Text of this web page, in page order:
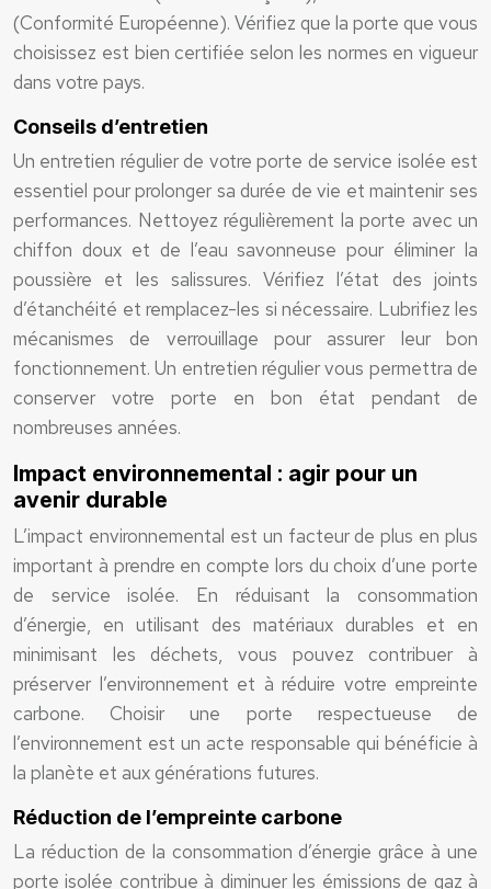
(Conformité Européenne). Vérifiez que la porte que vous
choisissez est bien certifiée selon les normes en vigueur
dans votre pays.
Conseils d’entretien
Un entretien régulier de votre porte de service isolée est
essentiel pour prolonger sa durée de vie et maintenir ses
performances. Nettoyez régulièrement la porte avec un
chiffon doux et de l’eau savonneuse pour éliminer la
poussière et les salissures. Vérifiez l’état des joints
d’étanchéité et remplacez-les si nécessaire. Lubrifiez les
mécanismes de verrouillage pour assurer leur bon
fonctionnement. Un entretien régulier vous permettra de
conserver votre porte en bon état pendant de
nombreuses années.
Impact environnemental : agir pour un
avenir durable
L’impact environnemental est un facteur de plus en plus
important à prendre en compte lors du choix d’une porte
de service isolée. En réduisant la consommation
d’énergie, en utilisant des matériaux durables et en
minimisant les déchets, vous pouvez contribuer à
préserver l’environnement et à réduire votre empreinte
carbone. Choisir une porte respectueuse de
l’environnement est un acte responsable qui bénéficie à
la planète et aux générations futures.
Réduction de l’empreinte carbone
La réduction de la consommation d’énergie grâce à une
porte isolée contribue à diminuer les émissions de gaz à